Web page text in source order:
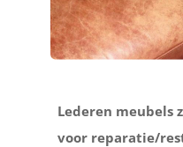
Lederen meubels
voor reparatie/